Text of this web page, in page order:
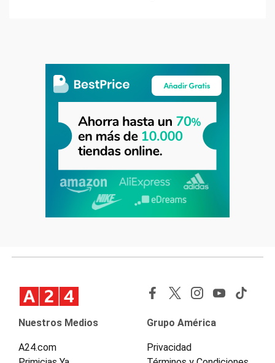
Nuestros Medios
A24.com
Grupo América
Privacidad